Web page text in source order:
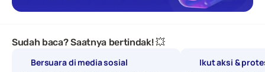
Sudah baca? Saatnya bertindak! 💥
Bersuara di media sosial
Ikut aksi &